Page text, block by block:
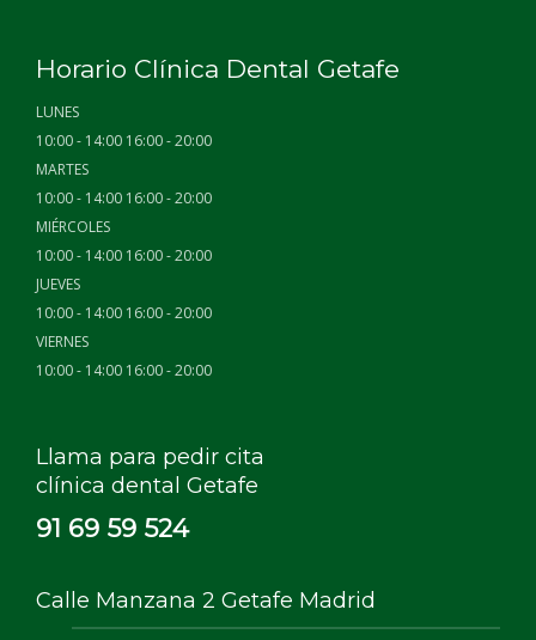
Horario Clínica Dental Getafe
LUNES
10:00 - 14:00 16:00 - 20:00
MARTES
10:00 - 14:00 16:00 - 20:00
MIÉRCOLES
10:00 - 14:00 16:00 - 20:00
JUEVES
10:00 - 14:00 16:00 - 20:00
VIERNES
10:00 - 14:00 16:00 - 20:00
Llama para pedir cita
clínica dental Getafe
91 69 59 524
Calle Manzana 2 Getafe Madrid